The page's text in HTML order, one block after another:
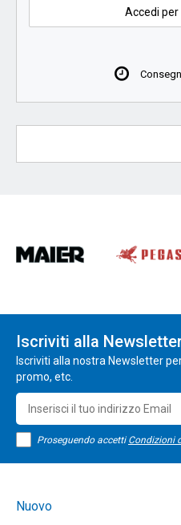
Accedi
Iscriviti alla
Iscriviti alla nostra Newsletter
promo, etc.
Proseguendo accetti Condizioni
Nuovo